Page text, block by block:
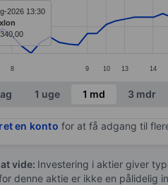
8 9 10 13 14
2026 13:30
340,00
of interactive chart.
1 uge 1 md 3 mdr
en konto for at få adgang til
vide: Investering i aktier giver
denne aktie er ikke en pålidelig